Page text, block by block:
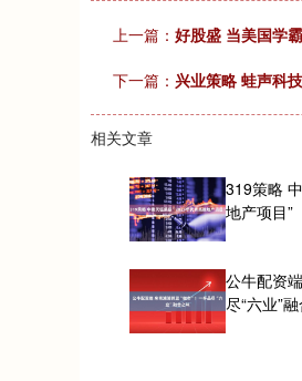
上一篇： 好股盛 当美国学
下一篇： 兴业策略 蛙声科
相关文章
319策略
地产项目”
公牛配资
尽“六业”